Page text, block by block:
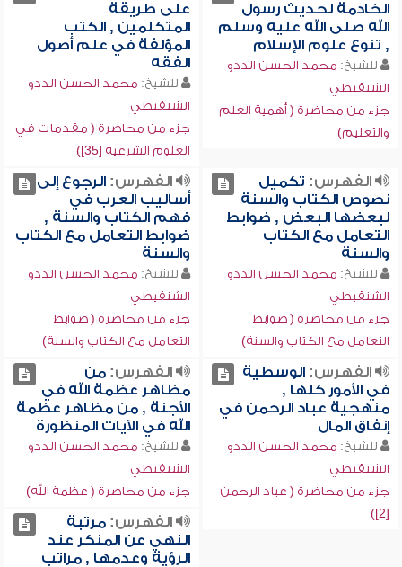
الخادمة لحديث رسول
الله صلى الله عليه وسلم
, تنوع علوم الإسلام
للشيخ: محمد الحسن الددو
الشنقيطي
جزء من محاضرة ( أهمية العلم
والتعليم)
على طريقة
المتكلمين , الكتب
المؤلفة في علم أصول
الفقه
للشيخ: محمد الحسن الددو
الشنقيطي
جزء من محاضرة ( مقدمات في
العلوم الشرعية [35])
الفهرس: تكميل
نصوص الكتاب والسنة
لبعضها البعض , ضوابط
التعامل مع الكتاب
والسنة
للشيخ: محمد الحسن الددو
الشنقيطي
جزء من محاضرة ( ضوابط
التعامل مع الكتاب والسنة)
الفهرس:الرجوع إلى
أساليب العرب في
فهم الكتاب والسنة ,
ضوابط التعامل مع الكتاب
والسنة
للشيخ: محمد الحسن الددو
الشنقيطي
جزء من محاضرة ( ضوابط
التعامل مع الكتاب والسنة)
الفهرس:الوسطية
في الأمور كلها ,
منهجية عباد الرحمن في
إنفاق المال
للشيخ: محمد الحسن الددو
الشنقيطي
جزء من محاضرة ( عباد الرحمن
[2])
الفهرس:من
مظاهر عظمة الله في
الأجنة , من مظاهر عظمة
الله في الآيات المنظورة
للشيخ: محمد الحسن الددو
الشنقيطي
جزء من محاضرة ( عظمة الله)
الفهرس:مرتبة
النهي عن المنكر عند
الرؤية وعدمها , مراتب